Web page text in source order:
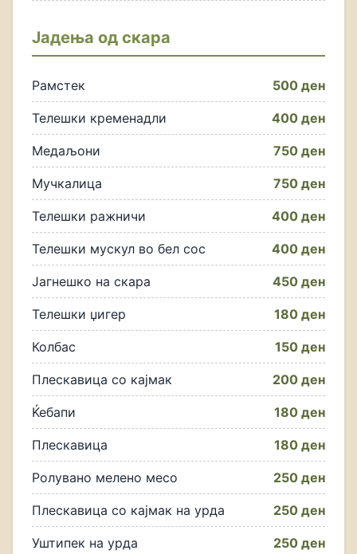
Јадења од скара
Рамстек 500 ден
Телешки кременадли 400 ден
Медаљони 750 ден
Мучкалица 750 ден
Телешки ражничи 400 ден
Телешки мускул во бел сос 400 ден
Јагнешко на скара 450 ден
Телешки џигер 180 ден
Колбас 150 ден
Плескавица со кајмак 200 ден
Ќебапи 180 ден
Плескавица 180 ден
Ролувано мелено месо 250 ден
Плескавица со кајмак на урда 250 ден
Уштипек на урда 250 ден